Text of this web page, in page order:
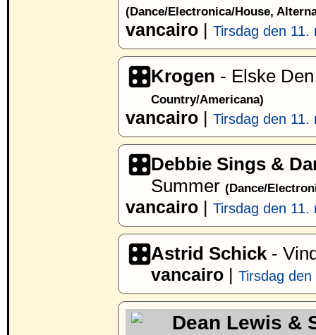
(Dance/Electronica/House,
vancairo | Tirsdag den 11.
Krogen - Elske
Country/Americana)
vancairo | Tirsdag den 11.
Debbie Sings &
Summer (Dance/
vancairo | Tirsdag den 11.
Astrid Schick-
vancairo | Tirsdag
Dean Lewis &